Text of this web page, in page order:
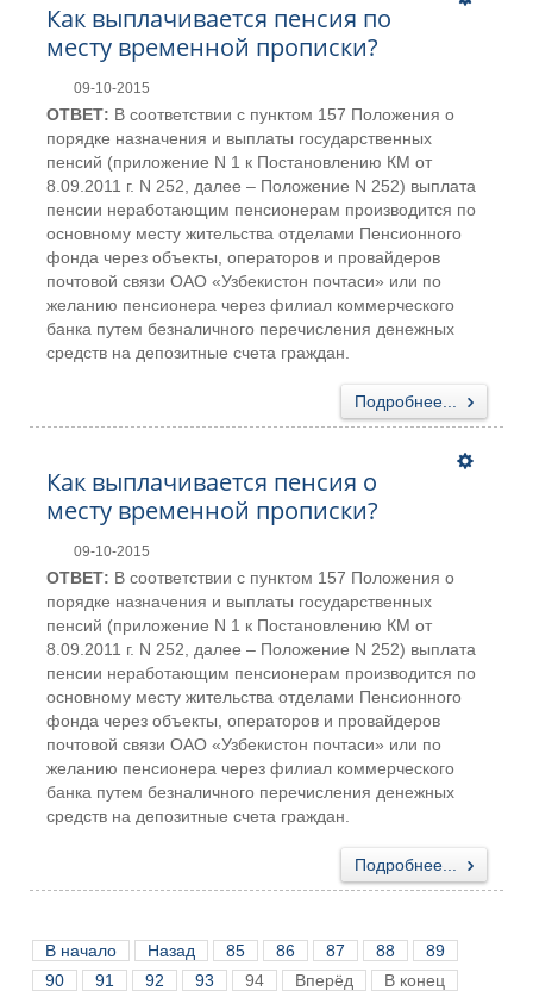
Как выплачивается пенсия по
месту временной прописки?
09-10-2015
ОТВЕТ: В соответствии с пунктом 157 Положения о
порядке назначения и выплаты государственных
пенсий (приложение N 1 к Постановлению КМ от
8.09.2011 г. N 252, далее – Положение N 252) выплата
пенсии неработающим пенсионерам производится по
основному месту жительства отделами Пенсионного
фонда через объекты, операторов и провайдеров
почтовой связи ОАО «Узбекистон почтаси» или по
желанию пенсионера через филиал коммерческого
банка путем безналичного перечисления денежных
средств на депозитные счета граждан.
Подробнее...
Как выплачивается пенсия о
месту временной прописки?
09-10-2015
ОТВЕТ: В соответствии с пунктом 157 Положения о
порядке назначения и выплаты государственных
пенсий (приложение N 1 к Постановлению КМ от
8.09.2011 г. N 252, далее – Положение N 252) выплата
пенсии неработающим пенсионерам производится по
основному месту жительства отделами Пенсионного
фонда через объекты, операторов и провайдеров
почтовой связи ОАО «Узбекистон почтаси» или по
желанию пенсионера через филиал коммерческого
банка путем безналичного перечисления денежных
средств на депозитные счета граждан.
Подробнее...
В начало Назад 85 86 87 88
89
90
91 92 93 94 Вперёд В конец